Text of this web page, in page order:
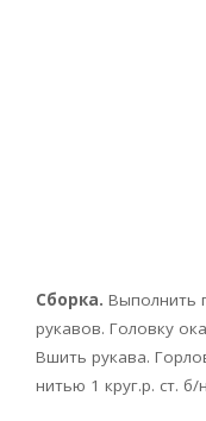
Сборка. Выполнить
рукавов. Головку
Вшить рукава.
нитью 1 круг.р. ст. б/